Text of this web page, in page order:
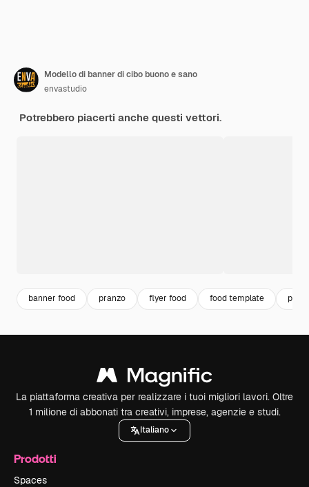
Modello di banner di cibo buono e sano
envastudio
Potrebbero piacerti anche questi vettori.
banner food pranzo flyer food food template
La piattaforma creativa per realizzare i tuoi migliori lavori. Oltre
1 milione di abbonati tra creativi, imprese, agenzie e studi.
Italiano
Prodotti
Spaces